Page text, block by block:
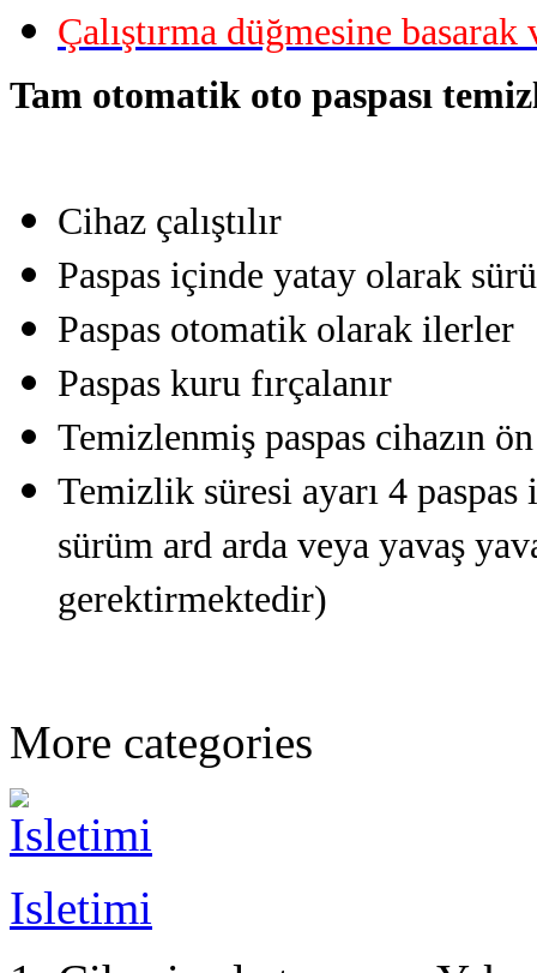
Çalıştırma düğmesine
Tam otomatik oto paspası
Cihaz çalıştılır
Paspas içinde yatay olarak
Paspas otomatik olarak ilerler
Paspas kuru fırçalanır
Temizlenmiş paspas cihazın
Temizlik süresi ayarı 4
sürüm ard arda veya yavaş
gerektirmektedir)
More categories
Isletimi